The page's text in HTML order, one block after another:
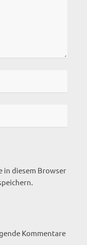
in diesem Browser
Kommentare